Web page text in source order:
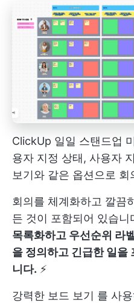
ClickUp 일일 스탠드업
용자 지정 상태, 사용자
보기와 같은 옵션으로
회의를 체계화하고 깔끔
든 것이 포함되어 있습
목록화하고 우선순위 라
을 정의하고 긴급한 일을
니다. ⚡
강력한 보드 보기 를 사